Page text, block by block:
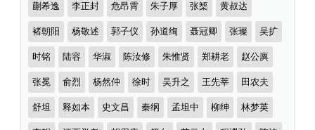
首）
作
者
蒯希逸 李正封 危昂霄 朱子厚 张榘 黄叔达
褚朝阳 杨敬述 郭子仪 孙道绚 聂冠卿 张璨 吴扩
时铭 陆容 华淑 陈汝修 朱惟贤 郑耕老 赵公廙
张冕 俞烈 杨然仲 徐时 吴升之 王先莘 田农夫
舒坦 释如本 史文昌 秦纲 孟坦中 柳绅 林梦英